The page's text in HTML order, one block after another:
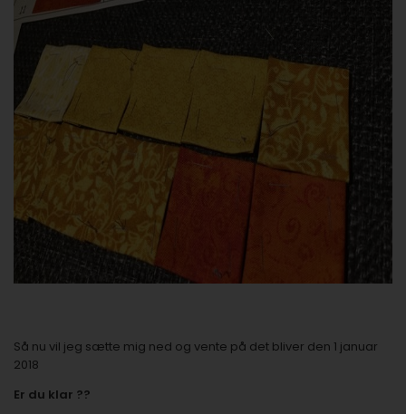
Så nu vil jeg sætte mig ned og vente på det bliver den 1 januar
2018
Er du klar ??